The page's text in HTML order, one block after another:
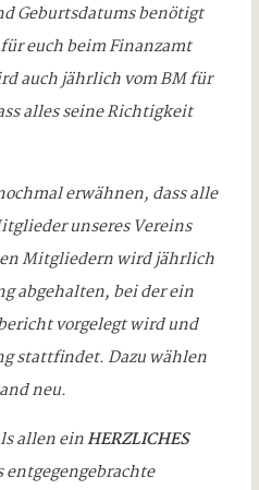
Geburtsdatums benötigt
euch beim Finanzamt
auch jährlich vom BM für
alles seine Richtigkeit
erwähnen, dass alle
unseres Vereins
Mitgliedern wird jährlich
abgehalten, bei der ein
vorgelegt wird und
stattfindet. Dazu wählen
neu.
allen einHERZLICHES